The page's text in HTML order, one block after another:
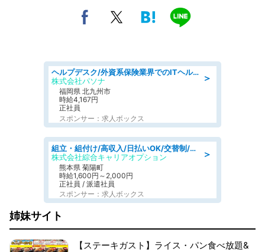
＞
ヘルプデスク/外資系保険業界でのITヘルプデスク業務/駅近/即日勤務可/ヘルプデスク
株式会社パソナ
福岡県 北九州市
時給4,167円
正社員
スポンサー：求人ボックス
＞
組立・組付け/高収入/日払いOK/交替制/20・30・40代活躍中/製造 工場
株式会社綜合キャリアオプション
熊本県 菊陽町
時給1,600円～2,000円
正社員 / 派遣社員
スポンサー：求人ボックス
姉妹サイト
【ステーキガスト】ライス・パン食べ放題&